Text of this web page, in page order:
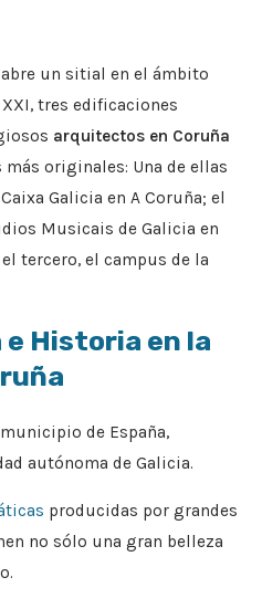
un sitial en el ámbito
tres edificaciones
arquitectos en Coruña
originales: Una de ellas
Galicia en A Coruña; el
Musicais de Galicia en
tercero, el campus de la
Historia en la
de España,
autónoma de Galicia.
producidas por grandes
no sólo una gran belleza